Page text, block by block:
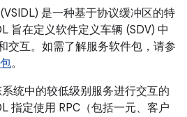
是一种基于协议缓冲区的特
旨在定义软件定义车辆 (SDV) 中
交互。如需了解服务软件包，请参
。
统中的较低级别服务进行交互的
指定使用 RPC（包括一元、客户